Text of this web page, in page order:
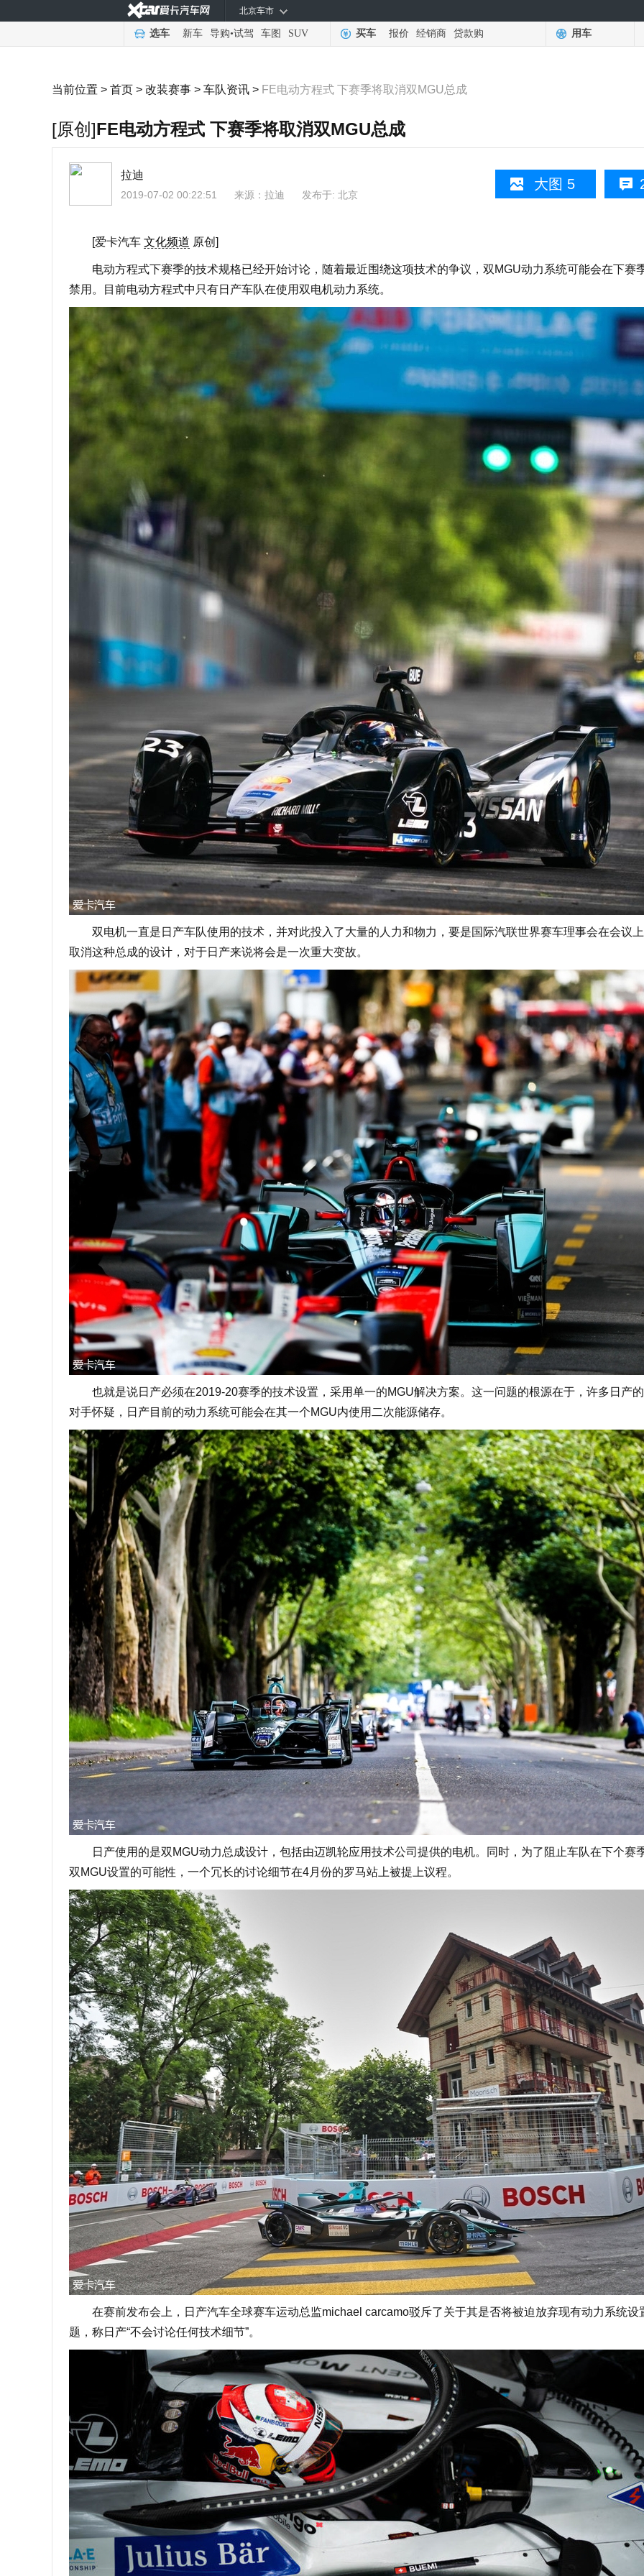
北京车市
选车 新车 导购•试驾 车图 SUV 买车 报价 经销商 贷款购 用车
当前位置 > 首页 > 改装赛事 > 车队资讯 > FE电动方程式 下赛季将取消双MGU总成
[原创]FE电动方程式 下赛季将取消双MGU总成
大图 5
拉迪
2019-07-02 00:22:51 来源： 拉迪 发布于: 北京
[爱卡汽车 文化频道 原创]
电动方程式下赛季的技术规格已经开始讨论，随着最近围绕这项技术的争议，双MGU动力系统可能会在下赛
禁用。目前电动方程式中只有日产车队在使用双电机动力系统。
双电机一直是日产车队使用的技术，并对此投入了大量的人力和物力，要是国际汽联世界赛车理事会在会议
取消这种总成的设计，对于日产来说将会是一次重大变故。
也就是说日产必须在2019-20赛季的技术设置，采用单一的MGU解决方案。这一问题的根源在于，许多日产
对手怀疑，日产目前的动力系统可能会在其一个MGU内使用二次能源储存。
日产使用的是双MGU动力总成设计，包括由迈凯轮应用技术公司提供的电机。同时，为了阻止车队在下个赛
双MGU设置的可能性，一个冗长的讨论细节在4月份的罗马站上被提上议程。
在赛前发布会上，日产汽车全球赛车运动总监michael carcamo驳斥了关于其是否将被迫放弃现有动力系统设
题，称日产“不会讨论任何技术细节”。